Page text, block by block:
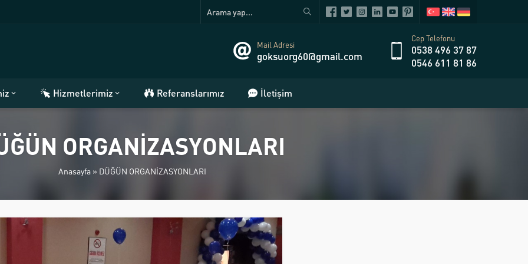
Mail Adresi
goksuorg60@gmail.com
Cep Telefonu
0538 496 37 87
0546 611 81 86
Hizmetlerimiz Referanslarımız İletişim
ORGANİZASYONLARI
Anasayfa» DÜĞÜN ORGANİZASYONLARI